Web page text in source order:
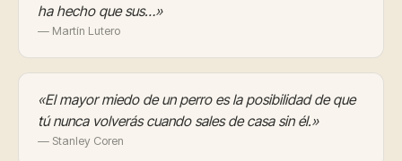
ha hecho que sus…»
— Martín Lutero
«El mayor miedo de un perro es la posibilidad de que
tú nunca volverás cuando sales de casa sin él.»
— Stanley Coren